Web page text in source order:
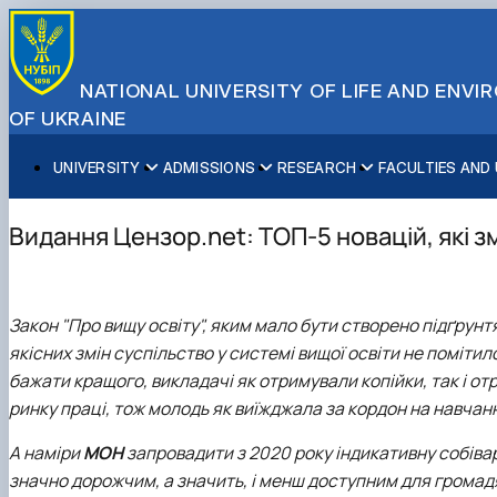
NATIONAL UNIVERSITY OF LIFE AND
OF UKRAINE
UNIVERSITY
About NUBiP
Campus & Facilities
ADMISSIONS
Academic Programs
International Student Support
RESEARCH
Research Excellence
Projects
Patent & Licensing
Science for Business
FACULTIES AND
Educational and Research Institutes
Educational & Research Farms
Partnerships
Erasmus+ Mobility
International Students Office
Faculties and Units
Press Service
Видання Цензор.net: ТОП-5 новацій, які
Закон "Про вищу освіту", яким мало бути створено
якісних змін суспільство у системі вищої освіти не
бажати кращого, викладачі як отримували копійки, так і
ринку праці, тож молодь як виїжджала за кордон на
А наміриМОНзапровадити з 2020 року індикативну
значно дорожчим, а значить, і менш доступним для